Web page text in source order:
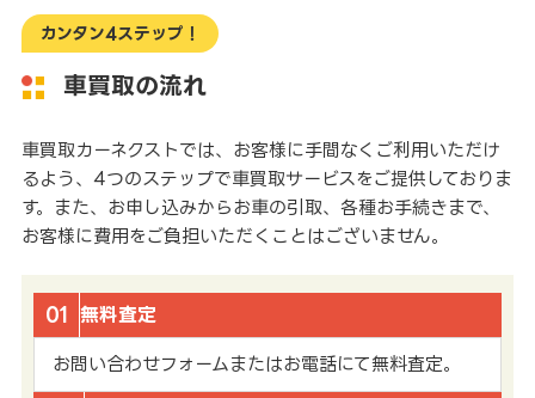
カンタン4ステップ！
車買取の流れ
車買取カーネクストでは、お客様に手間なくご利用いただけ
るよう、4つのステップで車買取サービスをご提供しておりま
す。また、お申し込みからお車の引取、各種お手続きまで、
お客様に費用をご負担いただくことはございません。
01 無料査定
お問い合わせフォームまたはお電話にて無料査定。